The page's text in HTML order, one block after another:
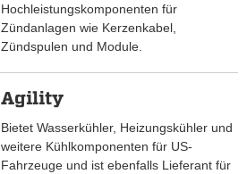
Hochleistungskomponenten für
Zündanlagen wie Kerzenkabel,
Zündspulen und Module.
Agility
Bietet Wasserkühler, Heizungskühler und
weitere Kühlkomponenten für US-
Fahrzeuge und ist ebenfalls Lieferant für